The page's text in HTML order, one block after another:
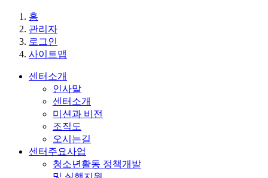
홈
관리자
로그인
사이트맵
센터소개
인사말
센터소개
미션과 비전
조직도
오시는길
센터주요사업
청소년활동 정책개발